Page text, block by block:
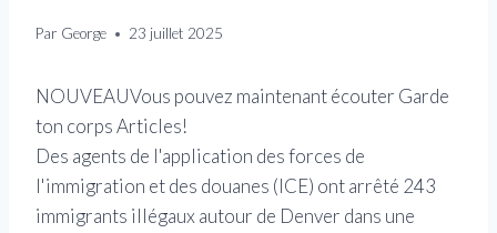
Par George 23 juillet 2025
NOUVEAUVous pouvez maintenant écouter Garde
ton corps Articles!
Des agents de l'application des forces de
l'immigration et des douanes (ICE) ont arrêté 243
immigrants illégaux autour de Denver dans une